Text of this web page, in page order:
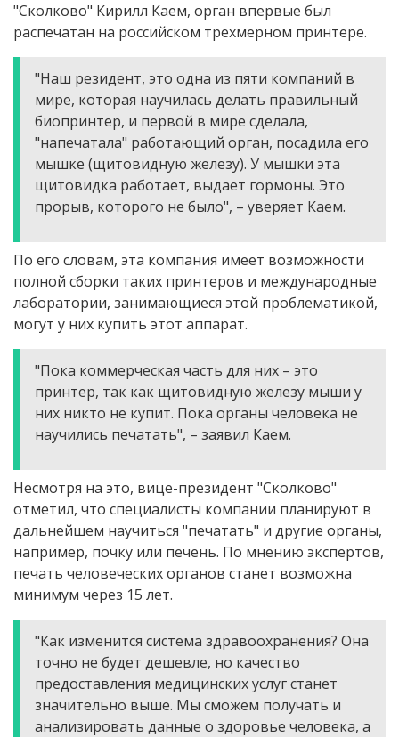
"Сколково" Кирилл Каем, орган впервые был
распечатан на российском трехмерном принтере.
"Наш резидент, это одна из пяти компаний в
мире, которая научилась делать правильный
биопринтер, и первой в мире сделала,
"напечатала" работающий орган, посадила его
мышке (щитовидную железу). У мышки эта
щитовидка работает, выдает гормоны. Это
прорыв, которого не было", – уверяет Каем.
По его словам, эта компания имеет возможности
полной сборки таких принтеров и международные
лаборатории, занимающиеся этой проблематикой,
могут у них купить этот аппарат.
"Пока коммерческая часть для них – это
принтер, так как щитовидную железу мыши у
них никто не купит. Пока органы человека не
научились печатать", – заявил Каем.
Несмотря на это, вице-президент "Сколково"
отметил, что специалисты компании планируют в
дальнейшем научиться "печатать" и другие органы,
например, почку или печень. По мнению экспертов,
печать человеческих органов станет возможна
минимум через 15 лет.
"Как изменится система здравоохранения? Она
точно не будет дешевле, но качество
предоставления медицинских услуг станет
значительно выше. Мы сможем получать и
анализировать данные о здоровье человека, а